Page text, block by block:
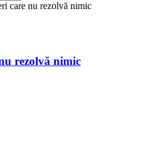
care nu rezolvă nimic
rezolvă nimic